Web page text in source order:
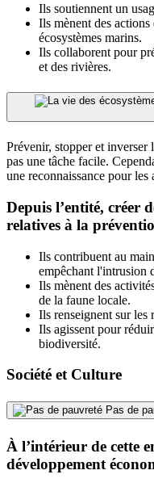
Ils soutiennent un
Ils mènent des
écosystèmes marins.
Ils collaborent pour
et des rivières.
Prévenir, stopper et inverser
pas une tâche facile.
une reconnaissance pour les
Depuis l’entité, créer
relatives à la
Ils contribuent au
empêchant l'intrusion
Ils mènent des
de la faune locale.
Ils renseignent sur les
Ils agissent pour
biodiversité.
Société et Culture
Pas de
À l’intérieur de cette
développement